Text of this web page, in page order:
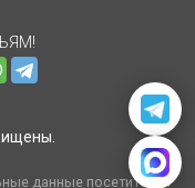
данные посетителей